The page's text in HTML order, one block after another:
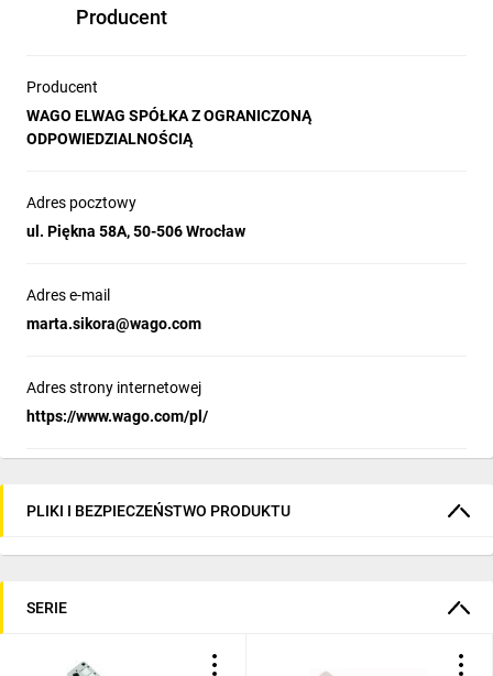
Producent
Producent
WAGO ELWAG SPÓŁKA Z OGRANICZONĄ
ODPOWIEDZIALNOŚCIĄ
Adres pocztowy
ul. Piękna 58A, 50-506 Wrocław
Adres e-mail
marta.sikora@wago.com
Adres strony internetowej
https://www.wago.com/pl/
PLIKI I BEZPIECZEŃSTWO PRODUKTU
SERIE